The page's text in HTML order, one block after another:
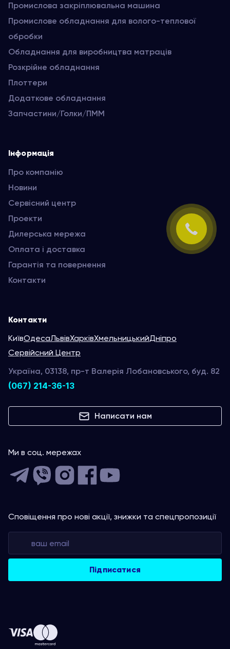
Промислова закріплювальна машина
Промислове обладнання для волого-теплової
обробки
Обладнання для виробництва матраців
Розкрійне обладнання
Плоттери
Додаткове обладнання
Запчастини/Голки/ПММ
Інформація
Про компанію
Новини
Сервісний центр
Проекти
Дилерська мережа
Оплата і доставка
Гарантія та повернення
Контакти
Контакти
КиївОдесаЛьвівХарківХмельницькийДніпро
Сервійсний Центр
Україна, 03138, пр-т Валерія Лобановського, буд. 82
(067) 214-36-13
Написати нам
Ми в соц. мережах
Сповіщення про нові акції, знижки та спецпропозиції